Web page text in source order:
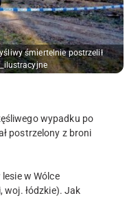
śmiertelnie postrzelił
wypadku po
postrzelony z broni
w Wólce
łódzkie). Jak